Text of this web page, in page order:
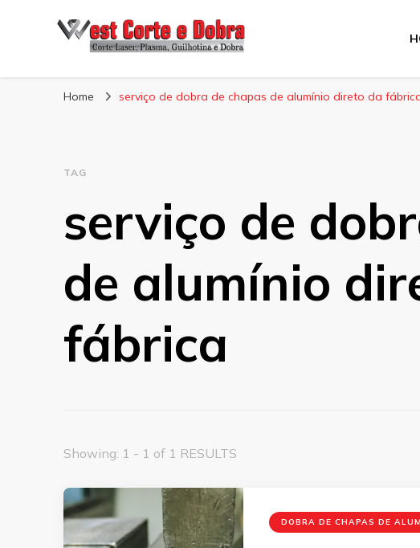
Blog West Corte e
Home serviço de dobra de chapas de alumínio direto da
TAG
serviço de
de alumínio
fábrica
Showing: 1 - 1 of 1 RESULTS
DOBRA DE CHAPAS DE